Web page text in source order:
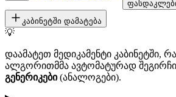
კაბინეტში დამატება
💡
დაამატეთ მედიკამენტი კაბინეტში,
ალგორითმმა ავტომატურად
გენერიკები(ანალოგები).